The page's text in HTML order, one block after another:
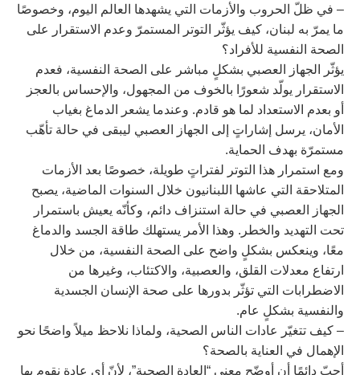
– في ظلّ الحروب والأزمات التي يشهدها العالم اليوم، وخصوصًا
ما يمرّ به لبنان، كيف يؤثّر التوتر المستمرّ وعدم الاستقرار على
الصحة النفسية للأفراد؟
يؤثّر الجهاز العصبي بشكلٍ مباشر على الصحة النفسية، فعدم
الاستقرار يولّد شعورًا بالخوف من المجهول، والإحساس بالعجز
أو بعدم الاستعداد لما هو قادم. وعندما يشعر الدماغ بغياب
الأمان، يرسل إشاراتٍ إلى الجهاز العصبي ليبقى في حالة تأهّب
مستمرّة بهدف الحماية.
ومع استمرار هذا التوتر لفتراتٍ طويلة، خصوصًا بعد الأزمات
المتلاحقة التي عاشها اللبنانيون خلال السنوات الماضية، يصبح
الجهاز العصبي في حالة استنزاف دائم، وكأنّه يعيش باستمرار
تحت التهديد والخطر. وهذا الأمر يستهلك طاقة الجسد والدماغ
معًا، وينعكس بشكلٍ واضح على الصحة النفسية، من خلال
ارتفاع معدلات القلق، والعصبية، والاكتئاب، وغيرها من
الاضطرابات التي تؤثّر بدورها على صحة الإنسان الجسدية
والنفسية بشكلٍ عام.
– كيف تتغيّر عادات الناس الصحية، ولماذا نلاحظ ميلاً واضحًا نحو
الإهمال في العناية بالصحة؟
أحبّ دائمًا أن أوضّح معنى “العادة الصحية”، لأنّ أي عادة نقوم بها